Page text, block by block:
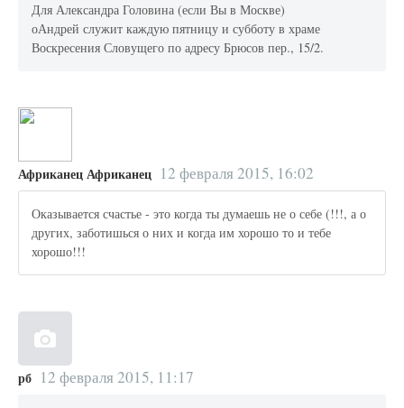
Для Александра Головина (если Вы в Москве)
оАндрей служит каждую пятницу и субботу в храме
Воскресения Словущего по адресу Брюсов пер., 15/2.
Африканец Африканец 12 февраля 2015, 16:02
Оказывается счастье - это когда ты думаешь не о себе (!!!, а о
других, заботишься о них и когда им хорошо то и тебе
хорошо!!!
рб 12 февраля 2015, 11:17